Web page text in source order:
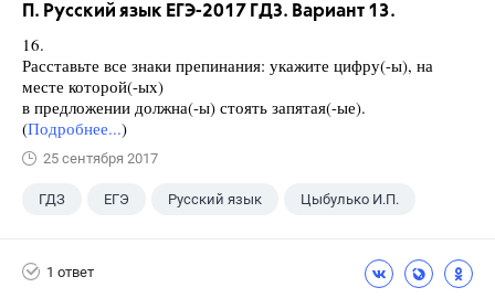
П. Русский язык ЕГЭ-2017 ГДЗ. Вариант 13.
16.
Расставьте все знаки препинания: укажите цифру(-ы), на
месте которой(-ых)
в предложении должна(-ы) стоять запятая(-ые).
(Подробнее...)
25 сентября 2017
ГДЗ ЕГЭ Русский язык Цыбулько И.П.
1 ответ